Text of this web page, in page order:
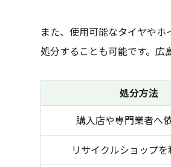
また、使用可能なタイヤや
処分することも可能です。広
処分方法
購入店や専門業者へ
リサイクルショップを